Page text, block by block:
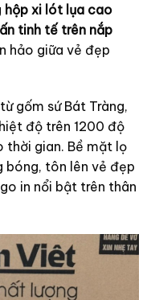
hộp xi lót lụa cao
tinh tế trên nắp
hảo giữa vẻ đẹp
gốm sứ Bát Tràng,
độ trên 1200 độ
thời gian. Bề mặt lọ
bóng, tôn lên vẻ đẹp
in nổi bật trên thân